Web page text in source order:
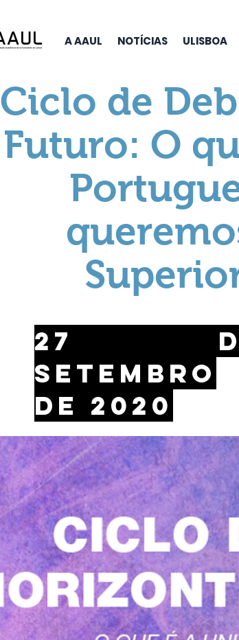
A AAUL NOTÍCIAS ULISBOA
Ciclo de
Futuro: O
27
setembro
de 2020